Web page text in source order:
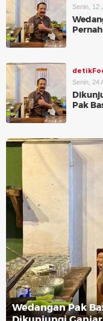
Senin, 12
Senin, 24
Pak
Wedangan Pak